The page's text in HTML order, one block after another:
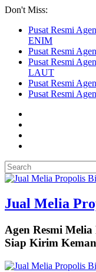
Don't Miss:
Pusat Resmi
ENIM
Pusat Resmi
Pusat Resmi
LAUT
Pusat Resmi
Pusat Resmi
Jual Melia
Agen Resmi
Siap Kirim